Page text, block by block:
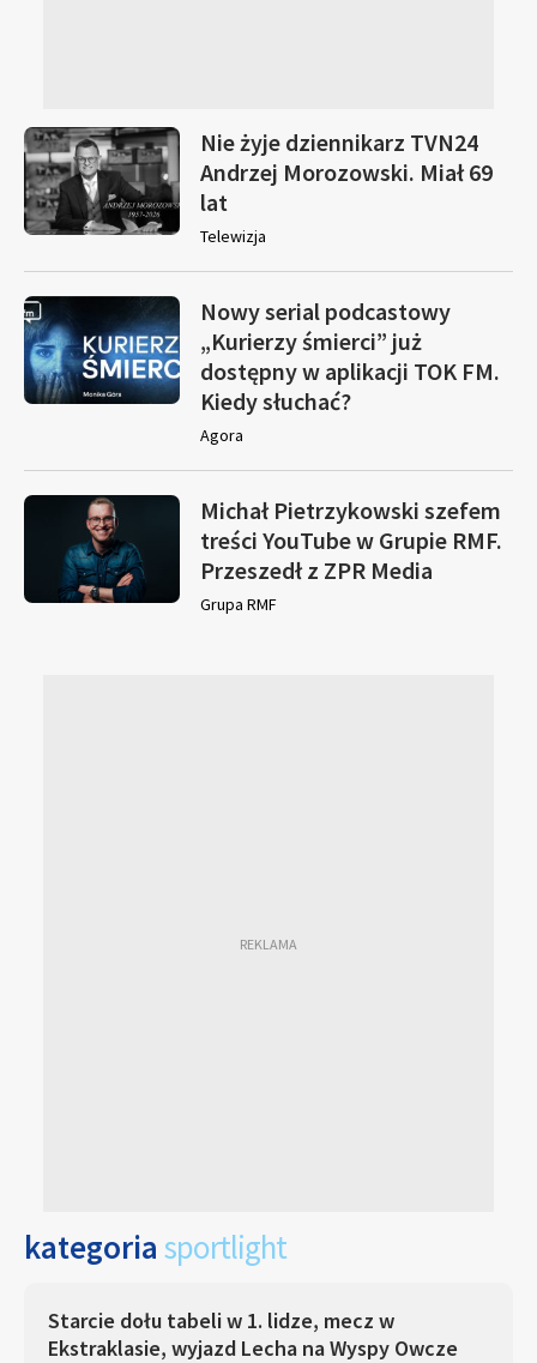
Nie żyje dziennikarz TVN24
Andrzej Morozowski. Miał 69
lat
Telewizja
Nowy serial podcastowy
„Kurierzy śmierci” już
dostępny w aplikacji TOK FM.
Kiedy słuchać?
Agora
Michał Pietrzykowski szefem
treści YouTube w Grupie RMF.
Przeszedł z ZPR Media
Grupa RMF
kategoria sportlight
Starcie dołu tabeli w 1. lidze, mecz w
Ekstraklasie, wyjazd Lecha na Wyspy Owcze